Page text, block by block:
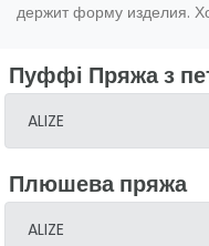
Пуффі Пряжа з
ALIZE
Плюшева пряжа
ALIZE
держит форму изделия.